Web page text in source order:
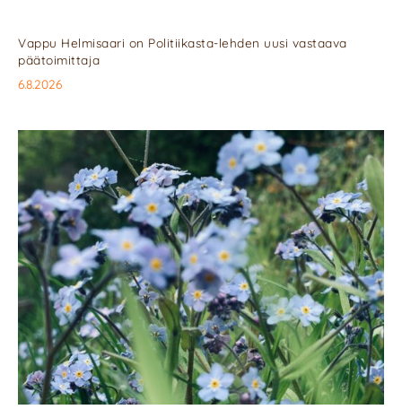
Vappu Helmisaari on Politiikasta-lehden uusi vastaava
päätoimittaja
6.8.2026